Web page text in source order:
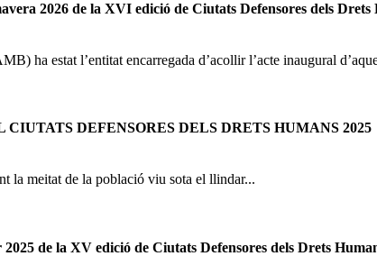
2026 de la XVI edició de Ciutats Defensores dels Drets
ha estat l’entitat encarregada d’acollir l’acte inaugural
DEFENSORES DELS DRETS HUMANS 2025
la meitat de la població viu sota el llindar...
de la XV edició de Ciutats Defensores dels Drets